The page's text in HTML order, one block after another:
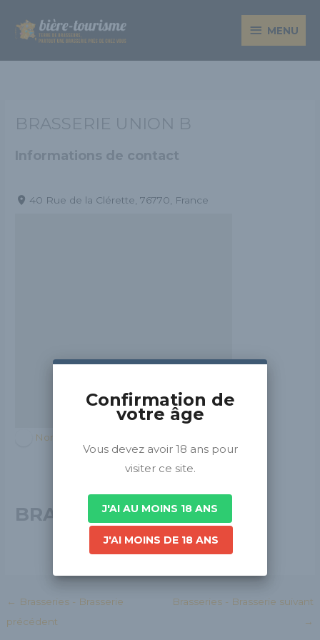
contenu
MENU
MENU
BRASSERIE UNION B
Informations de contact
40 Rue de la Clérette, 76770, France
Normandie
BRASSERIE UNION B
← Brasseries - Brasserie
précédent
Brasseries - Brasserie suivant
→
Confirmation de
votre âge
Vous devez avoir 18 ans pour
visiter ce site.
J'AI AU MOINS 18 ANS
J'AI MOINS DE 18 ANS